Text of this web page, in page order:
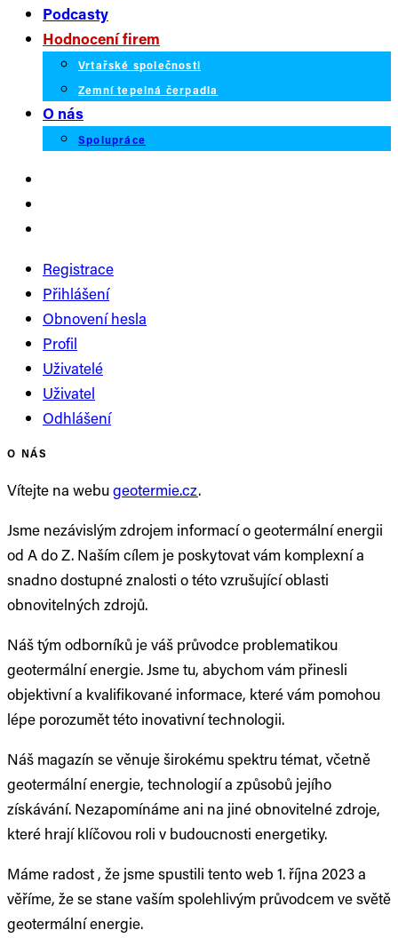
Podcasty
Hodnocení firem
Vrtařské společnosti
Zemní tepelná čerpadla
O nás
Spolupráce
Registrace
Přihlášení
Obnovení hesla
Profil
Uživatelé
Uživatel
Odhlášení
O NÁS
Vítejte na webugeotermie.cz.
Jsme nezávislým zdrojem informací o geotermální energii
od A do Z. Naším cílem je poskytovat vám komplexní a
snadno dostupné znalosti o této vzrušující oblasti
obnovitelných zdrojů.
Náš tým odborníků je váš průvodce problematikou
geotermální energie. Jsme tu, abychom vám přinesli
objektivní a kvalifikované informace, které vám pomohou
lépe porozumět této inovativní technologii.
Náš magazín se věnuje širokému spektru témat, včetně
geotermální energie, technologií a způsobů jejího
získávání. Nezapomínáme ani na jiné obnovitelné zdroje,
které hrají klíčovou roli v budoucnosti energetiky.
Máme radost , že jsme spustili tento web 1. října 2023 a
věříme, že se stane vaším spolehlivým průvodcem ve světě
geotermální energie.